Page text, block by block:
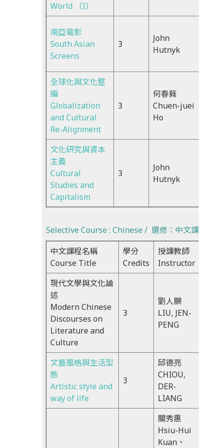
World （I）
南亞電影
South Asian
Screens
3
John
Hutnyk
全球化與文化整
編
Globalization
and Cultural
Re-Alignment
3
何春蕤
Chuen-juei
Ho
文化研究與資本
主義
Cultural
Studies and
Capitalism
3
John
Hutnyk
Selective Course : Chinese / 選修：中文課程
中文課程名稱
Course Title
學分
Credits
授課教師
Instructor
現代文學與文化論
述
Modern Chinese
Discourses on
Literature and
Culture
3
劉人鵬
LIU, JEN-
PENG
文藝風格與生活型
態
Artistic style and
way of life
3
邱德亮
CHIOU,
DER-
LIANG
關秀惠
Hsiu-Hui
Kuan、